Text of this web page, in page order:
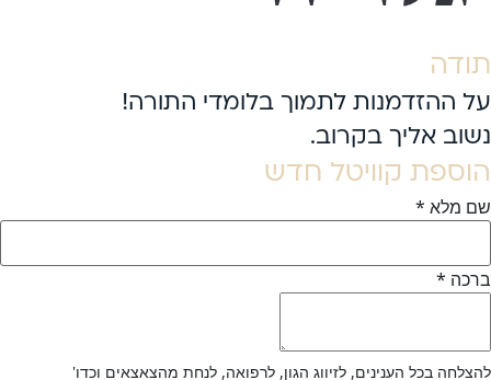
תודה
על ההזדמנות לתמוך בלומדי התורה!
נשוב אליך בקרוב.
הוספת קוויטל חדש
שם מלא *
ברכה *
להצלחה בכל הענינים, לזיווג הגון, לרפואה, לנחת מהצאצאים וכדו'